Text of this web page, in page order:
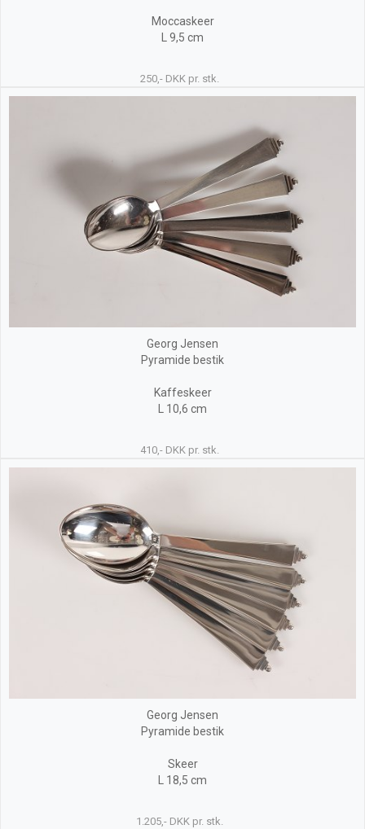
Moccaskeer
L 9,5 cm
250,- DKK pr. stk.
Georg Jensen
Pyramide bestik
Kaffeskeer
L 10,6 cm
410,- DKK pr. stk.
Georg Jensen
Pyramide bestik
Skeer
L 18,5 cm
1.205,- DKK pr. stk.